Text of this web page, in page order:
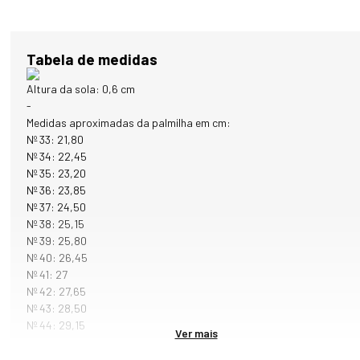
Expandido, material que proporciona muito conforto e leveza ao
* Couro: o cabedal é desenvolvido em napa vegetal, um couro suave,
macio, leve e de alta qualidade.
Ver mais
Tabela de medidas
Altura da sola: 0,6 cm
-
Medidas aproximadas da palmilha em cm:
Nº 33: 21,80
Nº 34: 22,45
Nº 35: 23,20
Nº 36: 23,85
Nº 37: 24,50
Nº 38: 25,15
Nº 39: 25,80
Nº 40: 26,45
Nº 41: 27
Nº 42: 27,65
Nº 43: 28,50
Nº 44: 29,15